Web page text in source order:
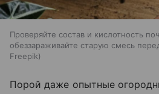
Проверяйте состав и кислотность
обеззараживайте старую смесь
Freepik
Порой даже опытные